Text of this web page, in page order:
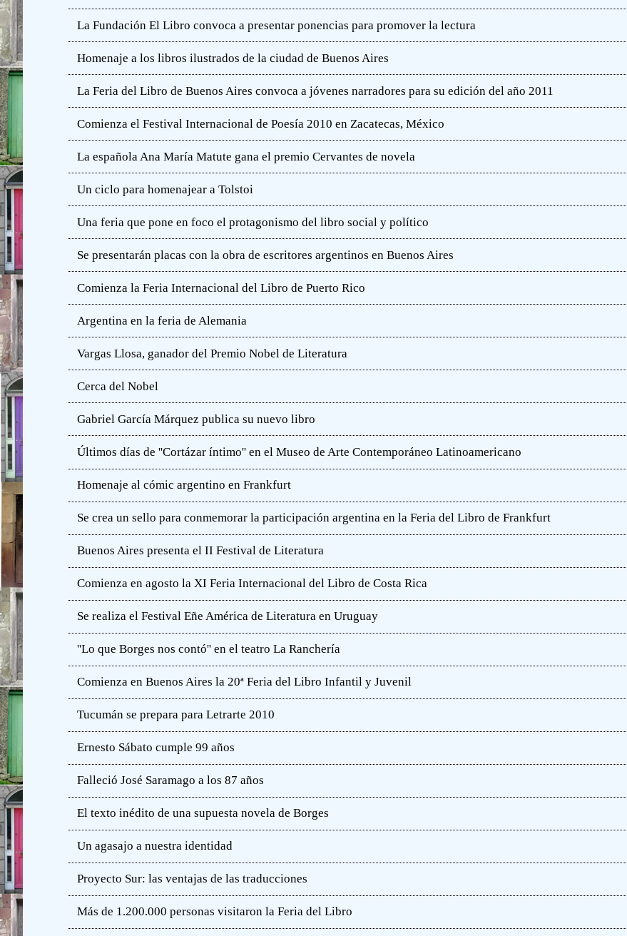
La Fundación El Libro convoca a presentar ponencias para promover la lectura
Homenaje a los libros ilustrados de la ciudad de Buenos Aires
La Feria del Libro de Buenos Aires convoca a jóvenes narradores para su edición del año 2011
Comienza el Festival Internacional de Poesía 2010 en Zacatecas, México
La española Ana María Matute gana el premio Cervantes de novela
Un ciclo para homenajear a Tolstoi
Una feria que pone en foco el protagonismo del libro social y político
Se presentarán placas con la obra de escritores argentinos en Buenos Aires
Comienza la Feria Internacional del Libro de Puerto Rico
Argentina en la feria de Alemania
Vargas Llosa, ganador del Premio Nobel de Literatura
Cerca del Nobel
Gabriel García Márquez publica su nuevo libro
Últimos días de ''Cortázar íntimo'' en el Museo de Arte Contemporáneo Latinoamericano
Homenaje al cómic argentino en Frankfurt
Se crea un sello para conmemorar la participación argentina en la Feria del Libro de Frankfurt
Buenos Aires presenta el II Festival de Literatura
Comienza en agosto la XI Feria Internacional del Libro de Costa Rica
Se realiza el Festival Eñe América de Literatura en Uruguay
''Lo que Borges nos contó'' en el teatro La Ranchería
Comienza en Buenos Aires la 20ª Feria del Libro Infantil y Juvenil
Tucumán se prepara para Letrarte 2010
Ernesto Sábato cumple 99 años
Falleció José Saramago a los 87 años
El texto inédito de una supuesta novela de Borges
Un agasajo a nuestra identidad
Proyecto Sur: las ventajas de las traducciones
Más de 1.200.000 personas visitaron la Feria del Libro